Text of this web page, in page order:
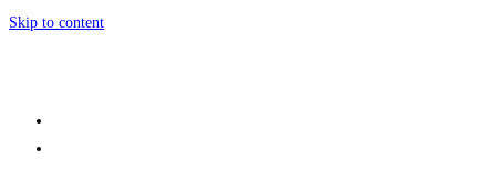
Skip to content